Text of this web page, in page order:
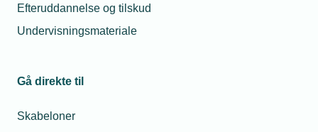
Efteruddannelse og tilskud
Undervisningsmateriale
Gå direkte til
Skabeloner
virksomheds arbejde med den grønne omstilling.